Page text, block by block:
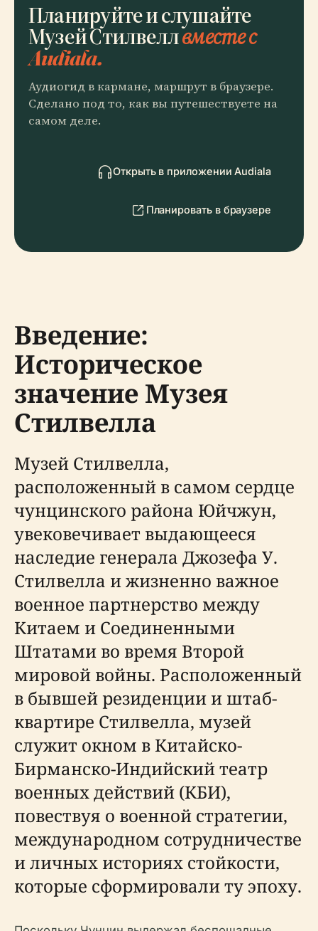
Планируйте и слушайте
Музей Стилвеллвместе с
Audiala.
Аудиогид в кармане, маршрут в браузере.
Сделано под то, как вы путешествуете на
самом деле.
Открыть в приложении Audiala
Планировать в браузере
Введение:
Историческое
значение Музея
Стилвелла
Музей Стилвелла,
расположенный в самом сердце
чунцинского района Юйчжун,
увековечивает выдающееся
наследие генерала Джозефа У.
Стилвелла и жизненно важное
военное партнерство между
Китаем и Соединенными
Штатами во время Второй
мировой войны. Расположенный
в бывшей резиденции и штаб-
квартире Стилвелла, музей
служит окном в Китайско-
Бирманско-Индийский театр
военных действий (КБИ),
повествуя о военной стратегии,
международном сотрудничестве
и личных историях стойкости,
которые сформировали ту эпоху.